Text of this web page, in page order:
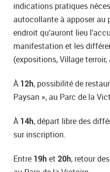
indications pratiques
autocollante à apposer au
endroit qu’auront lieu
manifestation et les
(expositions, Village
À 12h, possibilité de
Paysan », au Parc de la
À 14h, départ libre des
sur inscription.
Entre 19het 20h, retour